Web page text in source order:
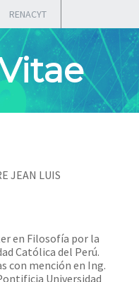
RENACYT
JEAN LUIS
en Filosofía por la
Católica del Perú.
con mención en Ing.
Universidad